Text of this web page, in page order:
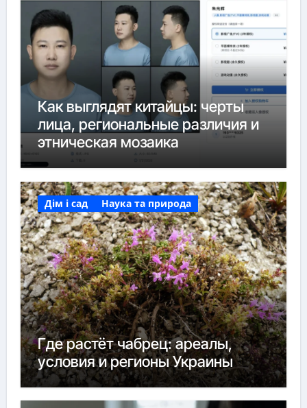
Как выглядят китайцы: черты
лица, региональные различия и
этническая мозаика
Дім і сад Наука та природа
Где растёт чабрец: ареалы,
условия и регионы Украины